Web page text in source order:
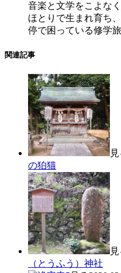
音楽と文学をこよな
ほとりで生まれ育ち
停で困っている修学
関連記事
の狛猫
（とうふう）神社